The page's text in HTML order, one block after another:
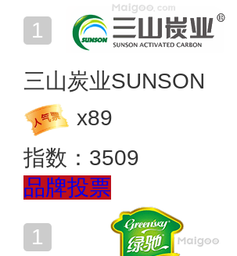
三山炭业SUNSON
x89
指数： 3509
品牌投票